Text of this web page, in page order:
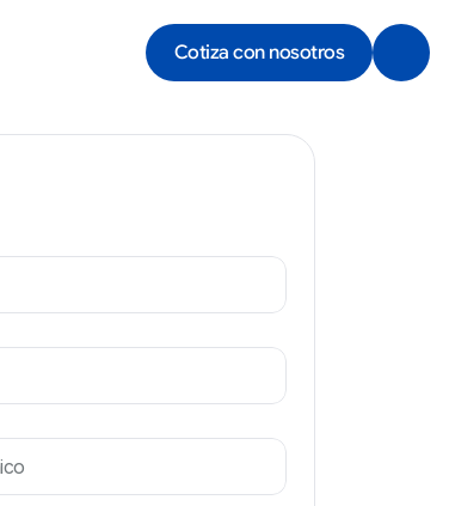
Cotiza con nosotros